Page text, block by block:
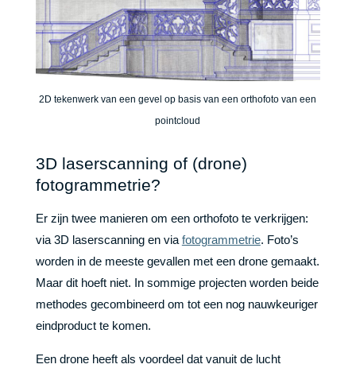
2D tekenwerk van een gevel op basis van een orthofoto van een
pointcloud
3D laserscanning of (drone)
fotogrammetrie?
Er zijn twee manieren om een orthofoto te verkrijgen:
via 3D laserscanning en via fotogrammetrie. Foto’s
worden in de meeste gevallen met een drone gemaakt.
Maar dit hoeft niet. In sommige projecten worden beide
methodes gecombineerd om tot een nog nauwkeuriger
eindproduct te komen.
Een drone heeft als voordeel dat vanuit de lucht